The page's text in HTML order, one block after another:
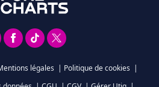
légales | Politique de cookies |